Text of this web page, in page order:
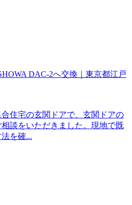
DAC-2へ交換｜東京都江戸
住宅の玄関ドアで、玄関ドアの
談をいただきました。現地で既
を確...